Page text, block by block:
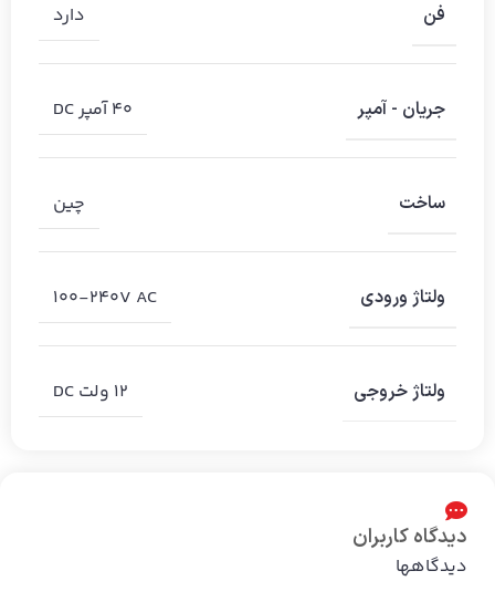
فن دارد
جریان - آمپر ۴۰ آمپر DC
ساخت چین
ولتاژ ورودی 100-240V AC
ولتاژ خروجی ۱۲ ولت DC
دیدگاه کاربران
دیدگاهها